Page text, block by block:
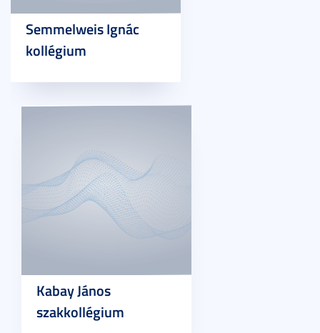
Semmelweis Ignác
kollégium
Kabay János
szakkollégium